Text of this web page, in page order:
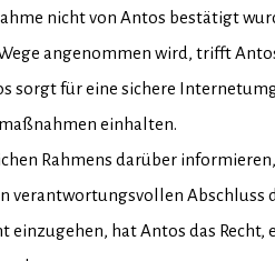
nicht von Antos bestätigt
angenommen wird, trifft
sorgt für eine sichere
einhalten.
Rahmens darüber
verantwortungsvollen
einzugehen, hat Antos das